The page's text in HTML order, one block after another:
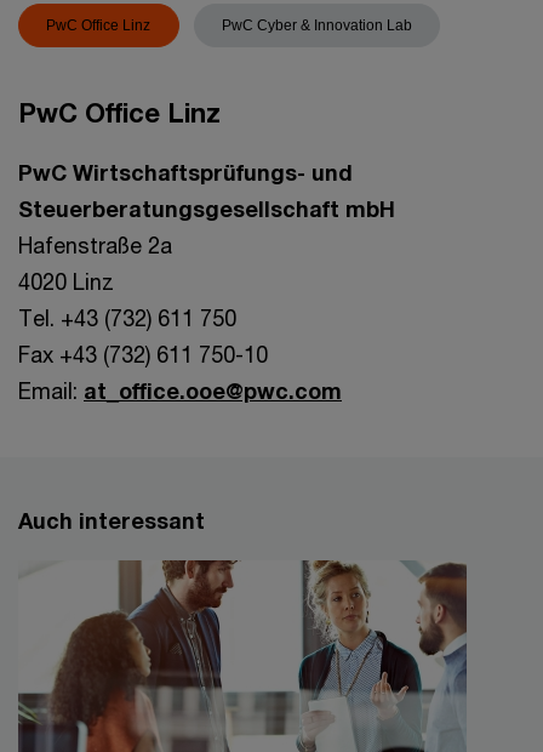
PwC Office Linz PwC Cyber & Innovation Lab
PwC Office Linz
PwC Wirtschaftsprüfungs- und
Steuerberatungsgesellschaft mbH
Hafenstraße 2a
4020 Linz
Tel. +43 (732) 611 750
Fax +43 (732) 611 750-10
Email: at_office.ooe@pwc.com
Auch interessant